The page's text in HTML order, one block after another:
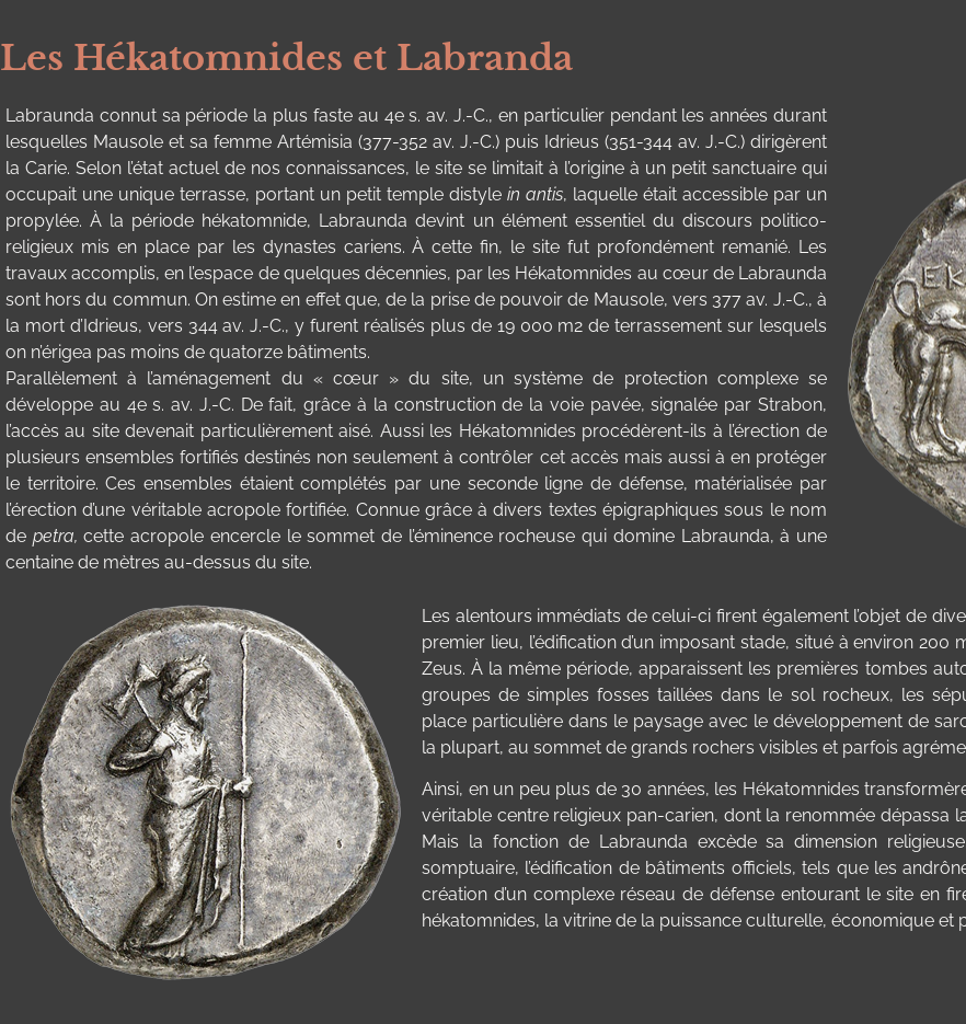
Les Hékatomnides et Labranda
Labraunda connut sa période la plus faste au 4e s. av. J.-C., en particulier pendant les années durant
lesquelles Mausole et sa femme Artémisia (377-352 av. J.-C.) puis Idrieus (351-344 av. J.-C.) dirigèrent
la Carie. Selon l’état actuel de nos connaissances, le site se limitait à l’origine à un petit sanctuaire qui
occupait une unique terrasse, portant un petit temple distyle in antis, laquelle était accessible par un
propylée. À la période hékatomnide, Labraunda devint un élément essentiel du discours politico-
religieux mis en place par les dynastes cariens. À cette fin, le site fut profondément remanié. Les
travaux accomplis, en l’espace de quelques décennies, par les Hékatomnides au cœur de Labraunda
sont hors du commun. On estime en effet que, de la prise de pouvoir de Mausole, vers 377 av. J.-C., à
la mort d’Idrieus, vers 344 av. J.-C., y furent réalisés plus de 19 000 m2 de terrassement sur lesquels
on n’érigea pas moins de quatorze bâtiments.
Parallèlement à l’aménagement du « cœur » du site, un système de protection complexe se
développe au 4e s. av. J.-C. De fait, grâce à la construction de la voie pavée, signalée par Strabon,
l’accès au site devenait particulièrement aisé. Aussi les Hékatomnides procédèrent-ils à l’érection de
plusieurs ensembles fortifiés destinés non seulement à contrôler cet accès mais aussi à en protéger
le territoire. Ces ensembles étaient complétés par une seconde ligne de défense, matérialisée par
l’érection d’une véritable acropole fortifiée. Connue grâce à divers textes épigraphiques sous le nom
de petra, cette acropole encercle le sommet de l’éminence rocheuse qui domine Labraunda, à une
centaine de mètres au-dessus du site.
Les alentours immédiats de celui-ci firent également l’objet de
premier lieu, l’édification d’un imposant stade, situé à environ
Zeus. À la même période, apparaissent les premières tombes
groupes de simples fosses taillées dans le sol rocheux, les
place particulière dans le paysage avec le développement de
la plupart, au sommet de grands rochers visibles et parfois
Ainsi, en un peu plus de 30 années, les Hékatomnides
véritable centre religieux pan-carien, dont la renommée dépassa
Mais la fonction de Labraunda excède sa dimension
somptuaire, l’édification de bâtiments officiels, tels que les
création d’un complexe réseau de défense entourant le site en
hékatomnides, la vitrine de la puissance culturelle, économique et